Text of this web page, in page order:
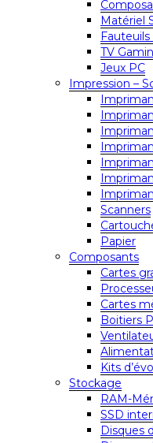
Matériel
TV
Jeux PC
Impression –
Scanners
Papier
Composants
Cartes
Cartes
Boitiers
Kits
Stockage
RAM-
SSD
Disques